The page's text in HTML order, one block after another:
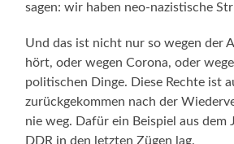
sagen: wir haben neo-nazistische
Und das ist nicht nur so wegen der
hört, oder wegen Corona, oder
politischen Dinge. Diese Rechte ist
zurückgekommen nach der
nie weg. Dafür ein Beispiel aus dem
DDR in den letzten Zügen lag.